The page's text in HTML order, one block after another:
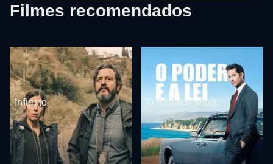
Filmes recomendados
Infiesto O Poder e a Lei